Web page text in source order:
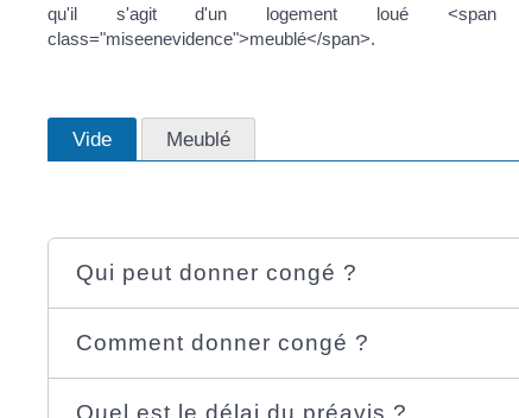
qu'il s'agit d'un logement loué <span
class="miseenevidence">meublé</span>.
Vide Meublé
Qui peut donner congé ?
Comment donner congé ?
Quel est le délai du préavis ?